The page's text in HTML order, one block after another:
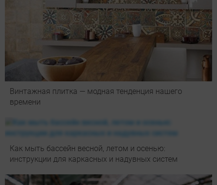
Винтажная плитка — модная тенденция нашего
времени
Как мыть бассейн весной, летом и осенью:
инструкции для каркасных и надувных систем